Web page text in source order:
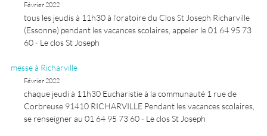
Février 2022
tous les jeudis à 11h30 à l’oratoire du Clos St Joseph Richarville
(Essonne) pendant les vacances scolaires, appeler le 01 64 95 73
60 - Le clos St Joseph
messe à Richarville
Février 2022
chaque jeudi à 11h30 Eucharistie à la communauté 1 rue de
Corbreuse 91410 RICHARVILLE Pendant les vacances scolaires,
se renseigner au 01 64 95 73 60 - Le clos St Joseph